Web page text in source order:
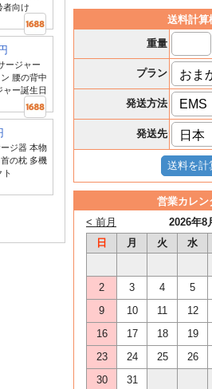
者向け
円
ージャー
腰の背中
ャー誕生日
ジ器 本物
の枕 多機
ト
送料計算
重量
プラン
発送方法
発送先
営業カレン
2026年8
< 前月
日
月 火 水
2
3 4 5
9
10 11 12
16
17 18 19
23
24 25 26
30
31